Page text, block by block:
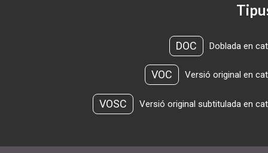
DOC Doblada en
VOC Versió original en
VOSC Versió original subtitulada en